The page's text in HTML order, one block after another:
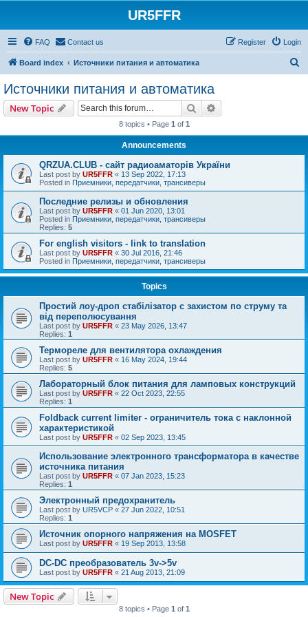
UR5FFR
FAQ Contact us Login
Register
Board index Источники питания и автоматика
Источники питания и автоматика
New Topic Search
8 topics • Page 1 of 1
Announcements
QRZUA.CLUB - сайт радиоаматорів України
Last post by UR5FFR « 13 Sep 2022, 17:13
Posted in Приемники, передатчики, трансиверы
Последние релизы и обновления
Last post by UR5FFR « 01 Jun 2020, 13:01
Posted in Приемники, передатчики, трансиверы
Replies: 5
For english visitors - link to translation
Last post by UR5FFR « 30 Jul 2016, 21:46
Posted in Приемники, передатчики, трансиверы
Topics
Простий лоу-дроп стабілізатор с захистом по струму та
від переполюсування
Last post by UR5FFR « 23 May 2026, 13:47
Replies: 1
Термореле для вентилятора охлаждения
Last post by UR5FFR « 16 May 2024, 19:44
Replies: 5
Лабораторный блок питания для ламповых конструкций
Last post by UR5FFR « 22 Oct 2023, 22:55
Replies: 1
Foldback current limiter - ограничитель тока с наклонной
характеристикой
Last post by UR5FFR « 02 Sep 2023, 13:45
Использование электронного трансформатора в качестве
источника питания
Last post by UR5FFR « 07 Jan 2023, 15:23
Replies: 1
Электронный предохранитель
Last post by UR5VCP « 27 Jun 2022, 10:51
Replies: 1
Источник опорного напряжения на MOSFET
Last post by UR5FFR « 19 Sep 2013, 13:58
DC-DC преобразователь 3v->5v
Last post by UR5FFR « 21 Aug 2013, 21:09
New Topic
8 topics • Page 1 of 1